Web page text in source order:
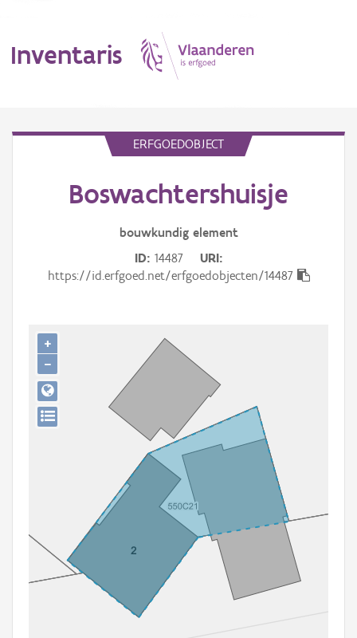
Inventaris
Erfgoedobject
Gebeurtenis
Persoon of collectief
Downloads
ERFGOEDOBJECT
Boswachtershuisje
bouwkundig element
ID 14487
URI
https://id.erfgoed.net/erfgoedobjecten/14487
+
−